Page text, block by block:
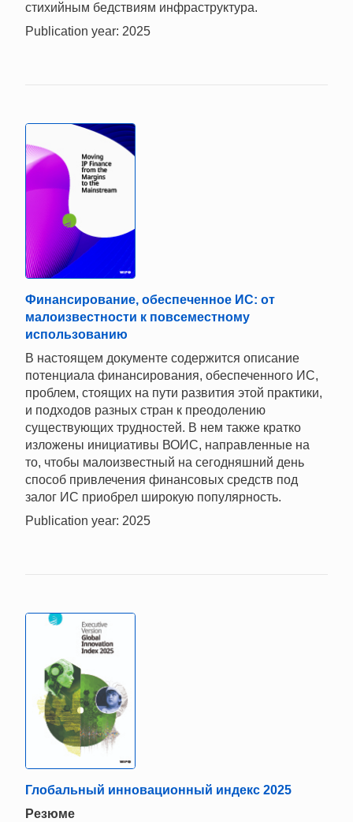
стихийным бедствиям инфраструктура.
Publication year: 2025
Финансирование, обеспеченное ИС: от
малоизвестности к повсеместному
использованию
В настоящем документе содержится описание
потенциала финансирования, обеспеченного ИС,
проблем, стоящих на пути развития этой практики,
и подходов разных стран к преодолению
существующих трудностей. В нем также кратко
изложены инициативы ВОИС, направленные на
то, чтобы малоизвестный на сегодняшний день
способ привлечения финансовых средств под
залог ИС приобрел широкую популярность.
Publication year: 2025
Глобальный инновационный индекс 2025
Резюме